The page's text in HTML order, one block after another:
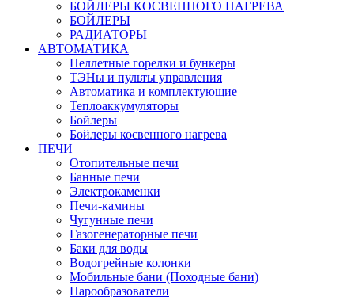
БОЙЛЕРЫ КОСВЕННОГО НАГРЕВА
БОЙЛЕРЫ
РАДИАТОРЫ
АВТОМАТИКА
Пеллетные горелки и бункеры
ТЭНы и пульты управления
Автоматика и комплектующие
Теплоаккумуляторы
Бойлеры
Бойлеры косвенного нагрева
ПЕЧИ
Отопительные печи
Банные печи
Электрокаменки
Печи-камины
Чугунные печи
Газогенераторные печи
Баки для воды
Водогрейные колонки
Мобильные бани (Походные бани)
Парообразователи